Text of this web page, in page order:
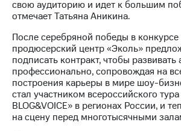
свою аудиторию и идет к большим
отмечает Татьяна Аникина.
После серебряной победы в
продюсерский центр «Эколь»
подписать контракт, чтобы развивать
профессионально, сопровождая на
построения карьеры в мире шоу-
стал участником всероссийского
BLOG&VOICE» в регионах России, и
на сцену перед многотысячными